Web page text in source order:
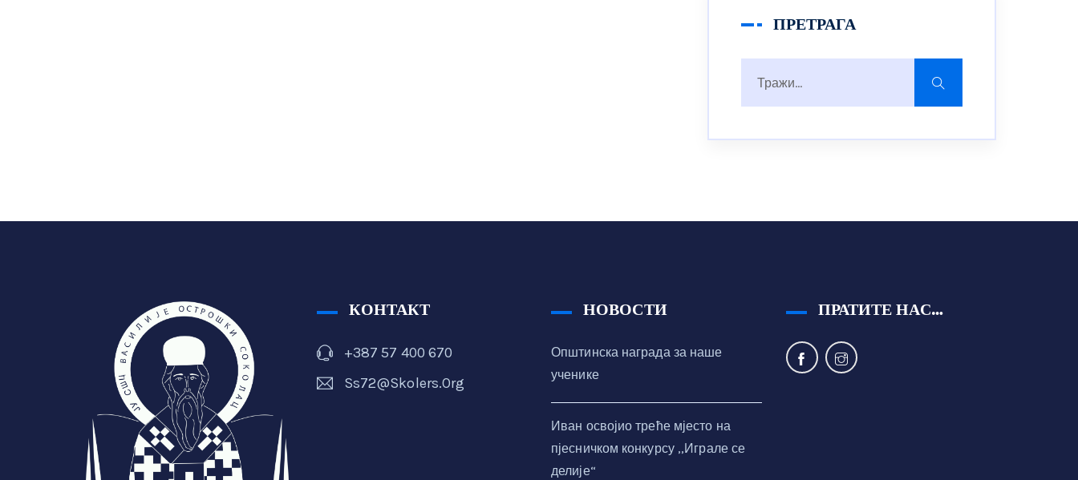
ПРЕТРАГА
КОНТАКТ
+387 57 400 670
Ss72@skolers.org
НОВОСТИ
Општинска награда за наше
ученике
Иван освојио треће мјесто на
пјесничком конкурсу ,,Играле се
делије“
ПРАТИТЕ НАС…